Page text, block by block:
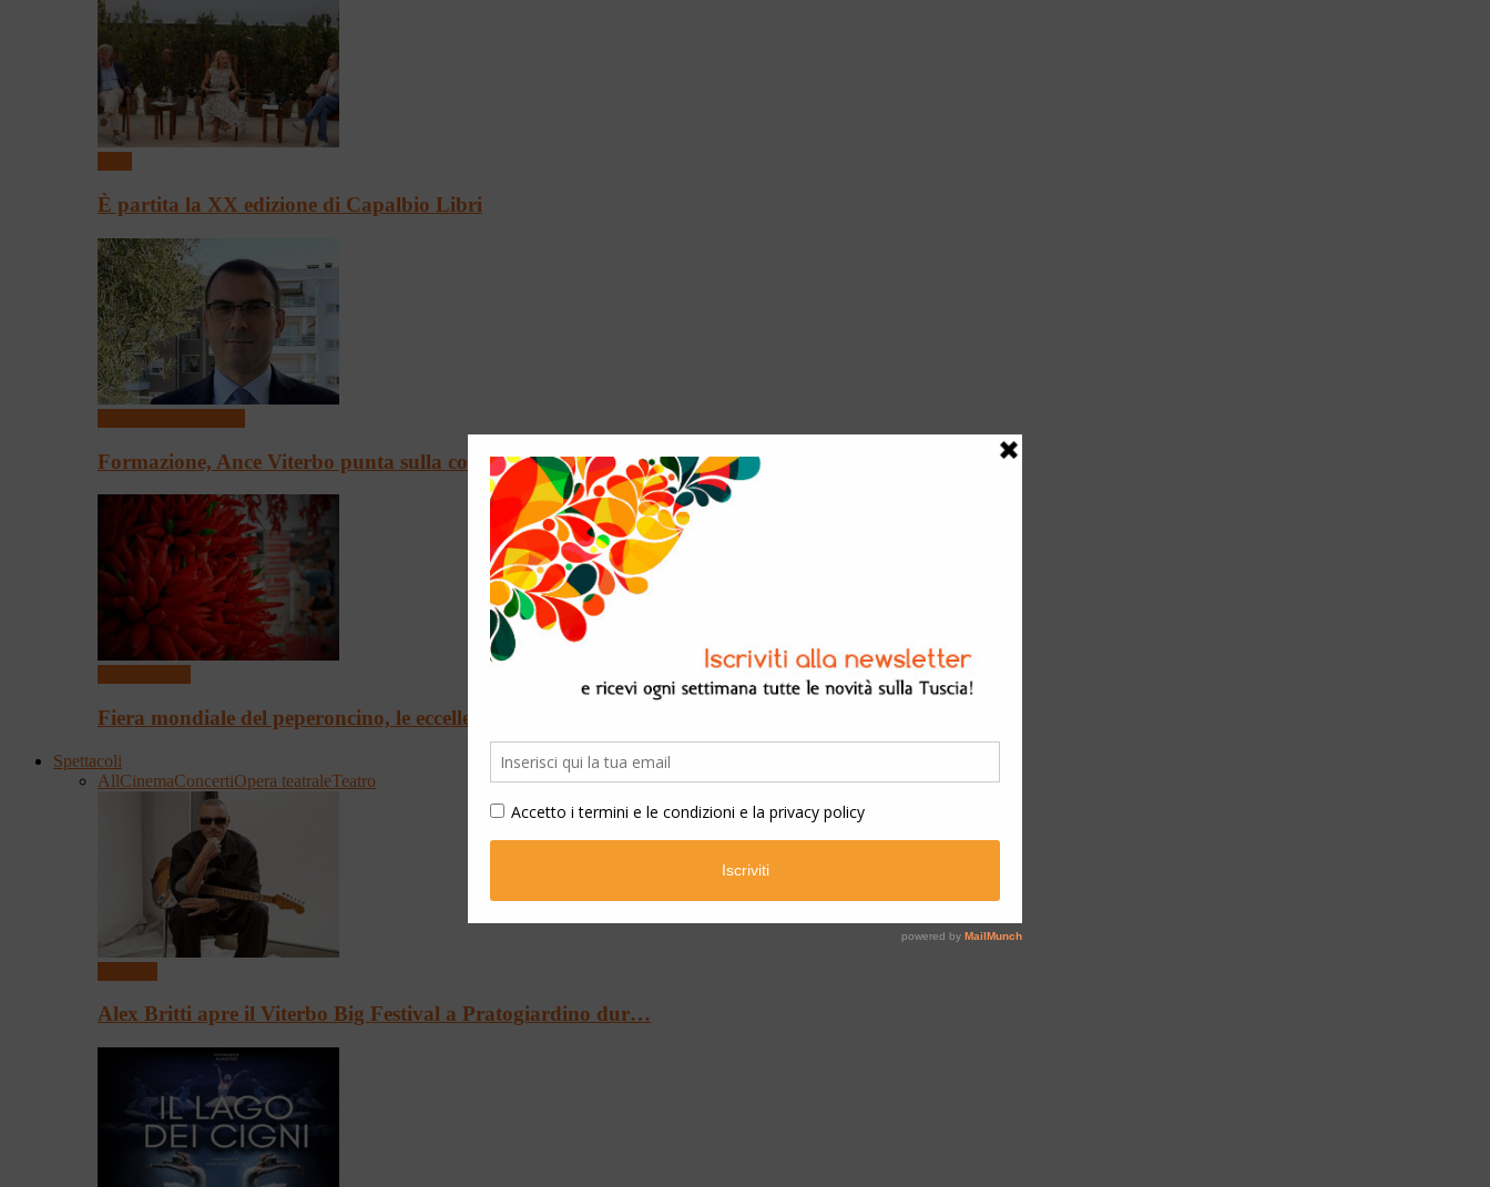
È partita la XX edizione di Capalbio Libri
Formazione, Ance Viterbo punta sulla competitività digitale …
Fiera mondiale del peperoncino, le eccellenze dell’Alto Lazi…
Spettacoli
AllCinemaConcertiOpera teatraleTeatro
Alex Britti apre il Viterbo Big Festival a Pratogiardino dur…